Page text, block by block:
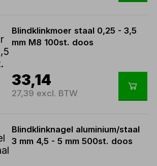
Blindklinkmoer staal 0,25 - 3,5
mm M8 100st. doos
33,14
27,39 excl. BTW
Blindklinknagel aluminium/staal
3 mm 4,5 - 5 mm 500st. doos